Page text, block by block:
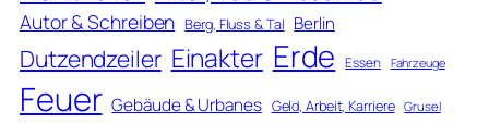
Autor & Schreiben Berg, Fluss & Tal Berlin
Dutzendzeiler Einakter Erde Essen Fahrzeuge
Feuer Gebäude & Urbanes Geld, Arbeit, Karriere Grusel